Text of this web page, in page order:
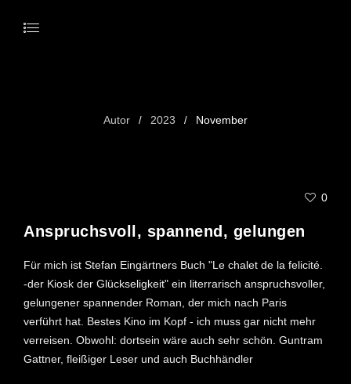
Autor / 2023 / November
0
Anspruchsvoll, spannend, gelungen
Für mich ist Stefan Eingärtners Buch "Le chalet de la felicité.
-der Kiosk der Glückseligkeit" ein literrarisch anspruchsvoller,
gelungener spannender Roman, der mich nach Paris
verführt hat. Bestes Kino im Kopf - ich muss gar nicht mehr
verreisen. Obwohl: dortsein wäre auch sehr schön. Guntram
Gattner, fleißiger Leser und auch Buchhändler